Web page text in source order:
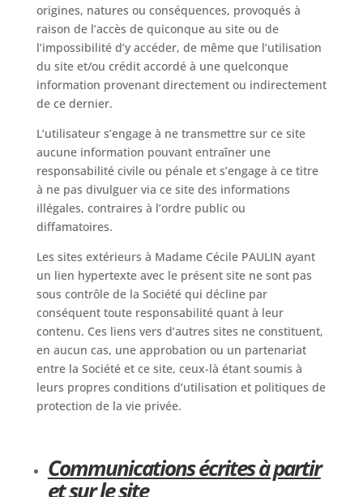
origines, natures ou conséquences, provoqués à
raison de l’accès de quiconque au site ou de
l’impossibilité d’y accéder, de même que l’utilisation
du site et/ou crédit accordé à une quelconque
information provenant directement ou indirectement
de ce dernier.
L’utilisateur s’engage à ne transmettre sur ce site
aucune information pouvant entraîner une
responsabilité civile ou pénale et s’engage à ce titre
à ne pas divulguer via ce site des informations
illégales, contraires à l’ordre public ou
diffamatoires.
Les sites extérieurs à Madame Cécile PAULIN ayant
un lien hypertexte avec le présent site ne sont pas
sous contrôle de la Société qui décline par
conséquent toute responsabilité quant à leur
contenu. Ces liens vers d’autres sites ne constituent,
en aucun cas, une approbation ou un partenariat
entre la Société et ce site, ceux-là étant soumis à
leurs propres conditions d’utilisation et politiques de
protection de la vie privée.
Communications écrites à partir
et surle site